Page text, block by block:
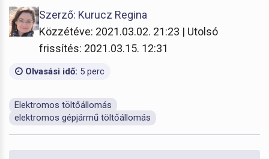
Szerző: Kurucz Regina
Közzétéve: 2021.03.02. 21:23 | Utolsó
frissítés: 2021.03.15. 12:31
Olvasási idő: 5 perc
Elektromos töltőállomás
elektromos gépjármű töltőállomás